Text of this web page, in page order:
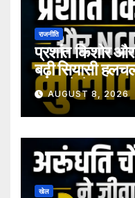
राजनीति
प्रशांत किशोर
बढ़ी सियासी
अटकलें तेज
AUGUST 8, 2026
खेल